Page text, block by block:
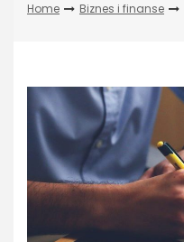
Home Biznes i finanse